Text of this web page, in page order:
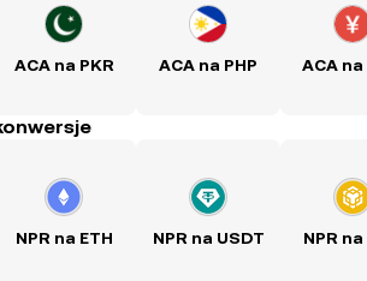
ACA na PKR ACA na PHP ACA na
NPR na ETH NPR na USDT NPR na